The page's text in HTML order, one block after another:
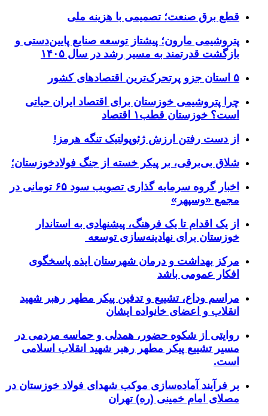
قطع برق صنعت؛ تصمیمی با هزینه ملی
پتروشیمی مارون؛ پیشتاز توسعه صنایع پایین‌دستی و
بازگشت قدرتمند به مسیر رشد در سال ۱۴۰۵
۵ استان جزو پرتحرک‌ترین اقتصاد‌های کشور
چرا پتروشیمی خوزستان برای اقتصاد ایران حیاتی
است؟ خوزستان قطب۱ اقتصاد
از دست رفتن ارزش ژئوپولتیک تنگه هرمز!
شلاق‌ بی‌برقی، بر پیکر خسته‌ از جنگ فولادخوزستان؛
اخبار گروه سرمایه گذاری تصویب سود ۶۵ تومانی در
مجمع «وسپهر»
از یک اقدام تا یک فرهنگ، پیشنهادی به استاندار
خوزستان برای نهادینه‌سازی توسعه
مرکز بهداشت و درمان شهرستان ایذه پاسخگوی
افکار عمومی باشد
مراسم وداع، تشییع و تدفین پیکر مطهر رهبر شهید
انقلاب و اعضای خانواده ایشان
روایتی از شکوه حضور، همدلی و حماسه مردمی در
مسیر تشییع پیکر مطهر رهبر شهید انقلاب اسلامی
است.
بر فرآیند آماده‌سازی موکب شهدای فولاد خوزستان در
مصلای امام خمینی (ره) تهران